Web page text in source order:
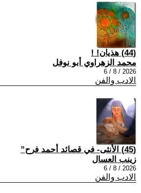
(44) هذيان! !
محمد الزهراوي أبو نوفل
2026 / 8 / 6
الادب والفن
(45) الأنثى- في قصائد أحمد فرح”
زينب العسال
2026 / 8 / 6
الادب والفن